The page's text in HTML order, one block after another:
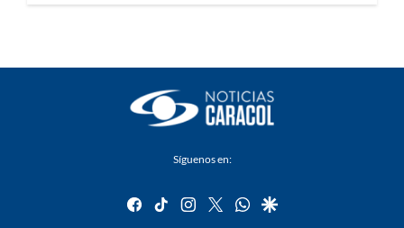
Síguenos en:
facebook
tiktok instagram
twitterwhatsapp
google